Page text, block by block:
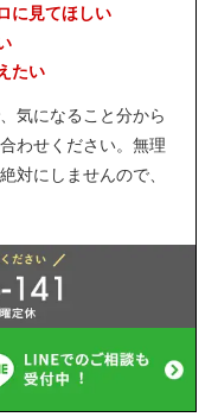
に見てほしい
たい
気になること分から
わせください。無理
対にしませんので、